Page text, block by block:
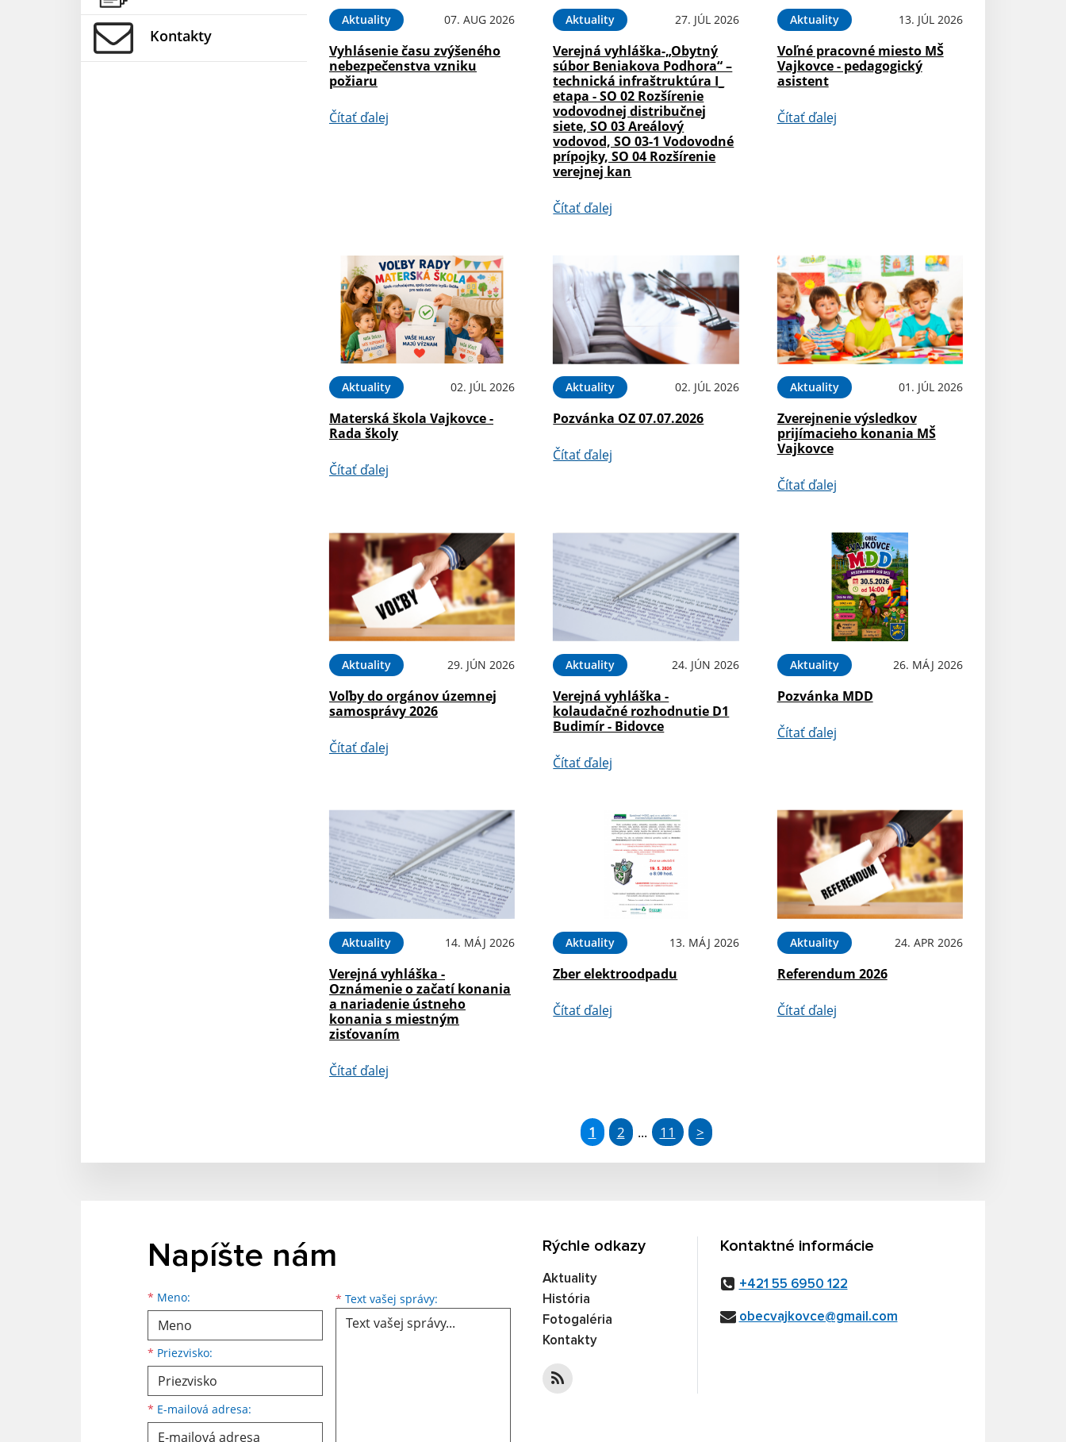
Kontakty
Aktuality 07. AUG 2026
Vyhlásenie času zvýšeného
nebezpečenstva vzniku
požiaru
Čítať ďalej
Aktuality 27. JÚL 2026
Verejná vyhláška-„Obytný
súbor Beniakova Podhora“ –
technická infraštruktúra I_
etapa - SO 02 Rozšírenie
vodovodnej distribučnej
siete, SO 03 Areálový
vodovod, SO 03-1 Vodovodné
prípojky, SO 04 Rozšírenie
verejnej kan
Čítať ďalej
Aktuality 13. JÚL 2026
Voľné pracovné miesto MŠ
Vajkovce - pedagogický
asistent
Čítať ďalej
Aktuality 02. JÚL 2026
Materská škola Vajkovce -
Rada školy
Čítať ďalej
Aktuality 02. JÚL 2026
Pozvánka OZ 07.07.2026
Čítať ďalej
Aktuality 01. JÚL 2026
Zverejnenie výsledkov
prijímacieho konania MŠ
Vajkovce
Čítať ďalej
Aktuality 29. JÚN 2026
Voľby do orgánov územnej
samosprávy 2026
Čítať ďalej
Aktuality 24. JÚN 2026
Verejná vyhláška -
kolaudačné rozhodnutie D1
Budimír - Bidovce
Čítať ďalej
Aktuality 26. MÁJ 2026
Pozvánka MDD
Čítať ďalej
Aktuality 14. MÁJ 2026
Verejná vyhláška -
Oznámenie o začatí konania
a nariadenie ústneho
konania s miestným
zisťovaním
Čítať ďalej
Aktuality 13. MÁJ 2026
Zber elektroodpadu
Čítať ďalej
Aktuality 24. APR 2026
Referendum 2026
Čítať ďalej
1 2 ... 11 >
Napíšte nám
* Meno:
* Priezvisko:
* E-mailová adresa:
* Text vašej správy:
Rýchle odkazy
Aktuality
História
Fotogaléria
Kontakty
Kontaktné informácie
+421 55 6950 122
obecvajkovce@gmail.com